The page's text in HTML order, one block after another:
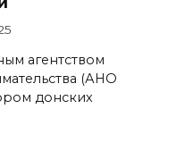
агентством
(АНО
донских